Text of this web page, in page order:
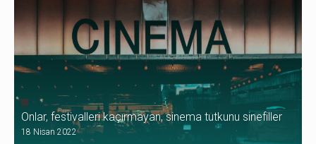
Onlar, festivalleri kaçırmayan, sinema tutkunu sinefiller
18 Nisan 2022